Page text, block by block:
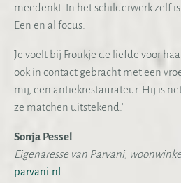
meedenkt. In het schilderwerk zelf
Een en al focus.
Je voelt bij Froukje de liefde voor
ook in contact gebracht met een
mij, een antiekrestaurateur. Hij is
ze matchen uitstekend.’
Sonja Pessel
Eigenaresse van Parvani,
parvani.nl